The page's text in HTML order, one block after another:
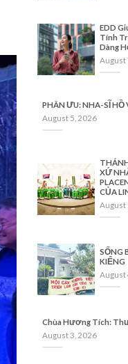
EDD
Tính
Dàng
August
PHÂN ƯU: NHA-SĨ HỒ
August 5, 2026
XỨ
CỦA
August
SỐNG
KIỂNG
August
Chùa Hương Tích:
August 3, 2026